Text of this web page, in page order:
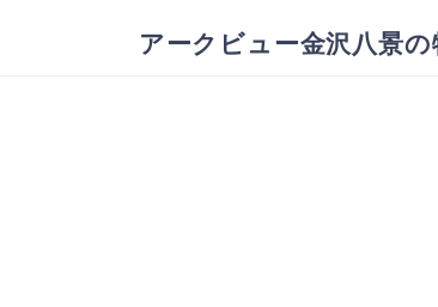
アークビュー金沢八景の